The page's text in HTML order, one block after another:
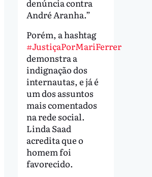
denúncia contra
André Aranha.”
Porém, a hashtag
#JustiçaPorMariFerrer
demonstra a
indignação dos
internautas, e já é
um dos assuntos
mais comentados
na rede social.
Linda Saad
acredita que o
homem foi
favorecido.